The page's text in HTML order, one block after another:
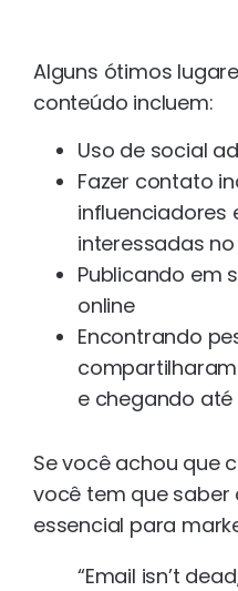
Alguns ótimos
conteúdo incluem:
Uso de social
Fazer contato
influenciadores
interessadas
Publicando em
online
Encontrando
e chegando até
Se você achou que
você tem que saber
essencial para
“Email isn’t